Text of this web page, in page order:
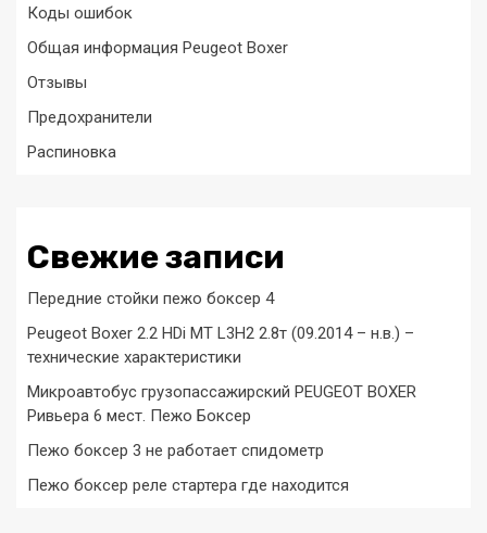
Коды ошибок
Общая информация Peugeot Boxer
Отзывы
Предохранители
Распиновка
Свежие записи
Передние стойки пежо боксер 4
Peugeot Boxer 2.2 HDi MT L3H2 2.8т (09.2014 – н.в.) –
технические характеристики
Микроавтобус грузопассажирский PEUGEOT BOXER
Ривьера 6 мест. Пежо Боксер
Пежо боксер 3 не работает спидометр
Пежо боксер реле стартера где находится